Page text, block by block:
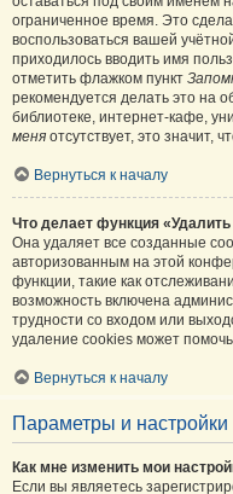
ограниченное время. Это
воспользоваться вашей
приходилось вводить имя
отметить флажком пункт
рекомендуется делать это на
библиотеке, интернет-кафе,
меня отсутствует, это значит,
Вернуться к началу
Что делает функция
Она удаляет все созданные
авторизованным на этой
функции, такие как
возможность включена
трудности со входом или
удаление cookies может
Вернуться к началу
Параметры и настройки
Как мне изменить мои
Если вы являетесь